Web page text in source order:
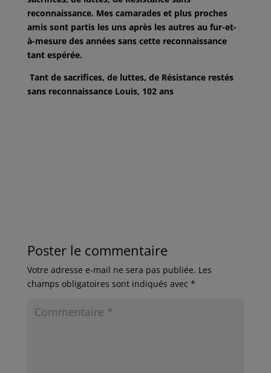
reconnaissance. Mes camarades et plus proches
amis sont partis les uns après les autres au fur-et-
à-mesure des années sans cette reconnaissance
tant espérée.
Tant de sacrifices, de luttes, de Résistance restés
sans reconnaissance Louis, 102 ans
Poster le commentaire
Votre adresse e-mail ne sera pas publiée. Les
champs obligatoires sont indiqués avec *